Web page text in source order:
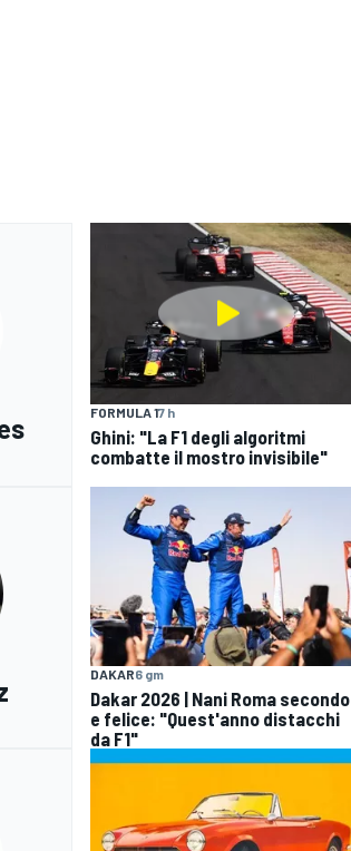
FORMULA 17 h
Ghini: "La F1 degli algoritmi
combatte il mostro invisibile"
DAKAR6 gm
Dakar 2026 | Nani Roma secondo
e felice: "Quest'anno distacchi
da F1"